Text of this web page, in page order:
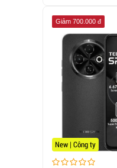
New | Công ty
Giảm 700.000 đ